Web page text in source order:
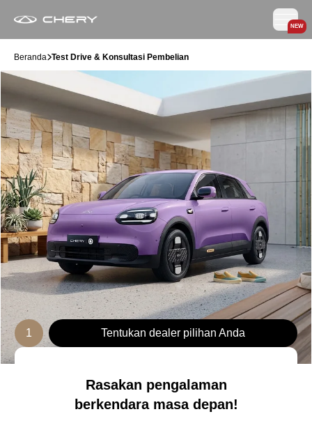
NEW
Beranda Test Drive & Konsultasi Pembelian
1 Tentukan dealer pilihan Anda
Rasakan pengalaman
berkendara masa depan!